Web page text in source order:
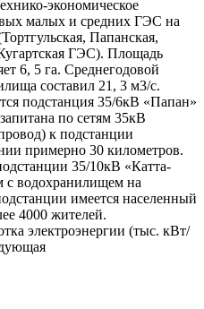
экономическое
малых и средних ГЭС на
Папанская,
ГЭС). Площадь
6, 5 га. Среднегодовой
составил 21, 3 м3/с.
подстанция 35/6кВ «Папан»
по сетям 35кВ
к подстанции
примерно 30 километров.
35/10кВ «Катта-
водохранилищем на
имеется населенный
4000 жителей.
электроэнергии (тыс. кВт/